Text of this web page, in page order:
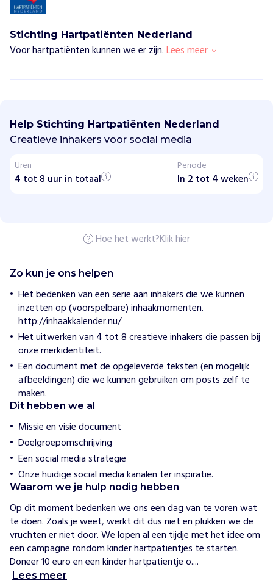
Stichting Hartpatiënten Nederland
Voor hartpatiënten kunnen we er zijn.Lees meer
c
h
t
n
g
ë
t
e
n
N
e
d
e
r
a
n
d
o
e
i
j
e
e
n
W
e
Help Stichting Hartpatiënten Nederland
Creatieve inhakers voor social media
Uren
4 tot 8 uur in totaal
Periode
In 2 tot 4 weken
Hoe het werkt?Klik hier
Zo kun je ons helpen
Het bedenken van een serie aan inhakers die we kunnen
inzetten op (voorspelbare) inhaakmomenten.
http://inhaakkalender.nu/
Het uitwerken van 4 tot 8 creatieve inhakers die passen bij
onze merkidentiteit.
Een document met de opgeleverde teksten (en mogelijk
afbeeldingen) die we kunnen gebruiken om posts zelf te
maken.
Dit hebben we al
Missie en visie document
Doelgroepomschrijving
Een social media strategie
Onze huidige social media kanalen ter inspiratie.
Waarom we je hulp nodig hebben
Op dit moment bedenken we ons een dag van te voren wat
te doen. Zoals je weet, werkt dit dus niet en plukken we de
vruchten er niet door. We lopen al een tijdje met het idee om
een campagne rondom kinder hartpatientjes te starten.
Doneer 10 euro en een kinder hartpatientje o....
Lees meer